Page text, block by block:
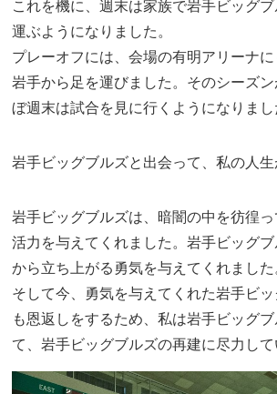
これを機に、週末は家族で岩手ビッグ
運ぶようになりました。
プレーオフには、会場の有明アリーナ
岩手から足を運びました。そのシーズ
ぼ週末は試合を見に行くようになりまし
岩手ビッグブルズと出会って、私の人生
岩手ビッグブルズは、暗闇の中を彷徨
活力を与えてくれました。岩手ビッグ
から立ち上がる勇気を与えてくれました
そして今、勇気を与えてくれた岩手ビ
も恩返しをするため、私は岩手ビッグ
て、岩手ビッグブルズの再建に尽力して